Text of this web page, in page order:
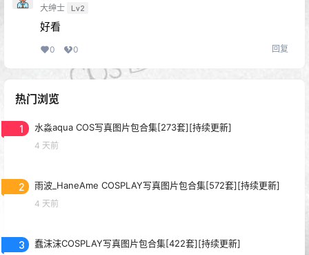
大绅士 Lv2
好看
0 0 回复
热门浏览
1 水淼aqua COS写真图片包合集[273套][持续更新]
4 天前
2 雨波_HaneAme COSPLAY写真图片包合集[572套][持续更新]
4 天前
3 蠢沫沫COSPLAY写真图片包合集[422套][持续更新]